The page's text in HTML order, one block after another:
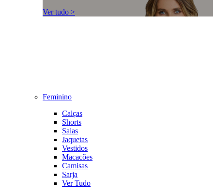
Ver tudo >
Feminino
Calças
Shorts
Saias
Jaquetas
Vestidos
Macacões
Camisas
Sarja
Ver Tudo